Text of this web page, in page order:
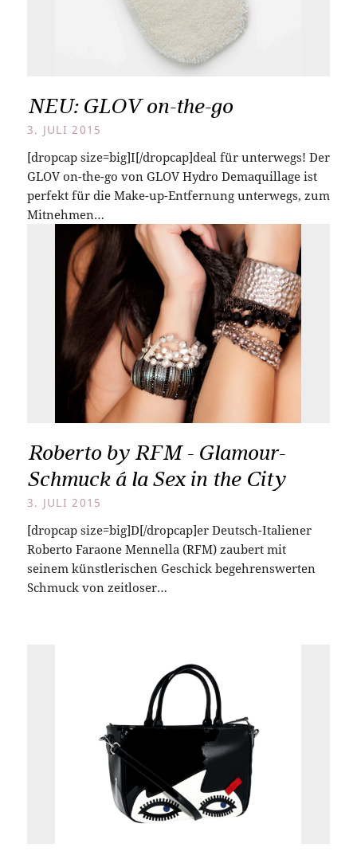
NEU: GLOV on-the-go
3. JULI 2015
[dropcap size=big]I[/dropcap]deal für unterwegs! Der
GLOV on-the-go von GLOV Hydro Demaquillage ist
perfekt für die Make-up-Entfernung unterwegs, zum
Mitnehmen…
Roberto by RFM - Glamour-
Schmuck á la Sex in the City
3. JULI 2015
[dropcap size=big]D[/dropcap]er Deutsch-Italiener
Roberto Faraone Mennella (RFM) zaubert mit
seinem künstlerischen Geschick begehrenswerten
Schmuck von zeitloser…